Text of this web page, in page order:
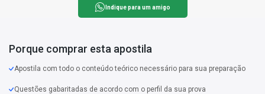
Indique para um amigo
Porque comprar esta apostila
Apostila com todo o conteúdo teórico necessário para sua preparação
Questões gabaritadas de acordo com o perfil da sua prova